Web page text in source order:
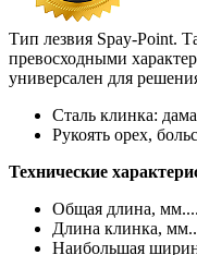
Тип лезвия Spay-Point.
превосходными
универсален для
Сталь клинка:
Рукоять орех,
Технические
Общая длина,
Длина клинка,
Наибольшая